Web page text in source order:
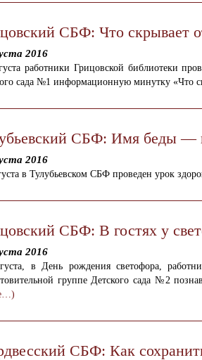
СБФ: Что скрывает
2016
работники Грицовской библиотеки
сада №1 информационную минутку «Что
СБФ: Имя беды —
2016
в Тулубьевском СБФ проведен урок
СБФ: В гостях у
2016
в День рождения светофора,
группе Детского сада №2
СБФ: Как